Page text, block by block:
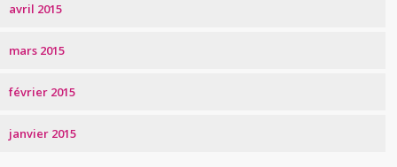
avril 2015
mars 2015
février 2015
janvier 2015